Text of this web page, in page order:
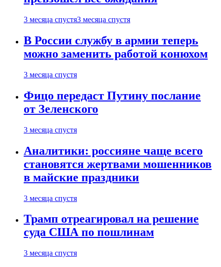
3 месяца спустя3 месяца спустя
В России службу в армии теперь
можно заменить работой конюхом
3 месяца спустя
Фицо передаст Путину послание
от Зеленского
3 месяца спустя
Аналитики: россияне чаще всего
становятся жертвами мошенников
в майские праздники
3 месяца спустя
Трамп отреагировал на решение
суда США по пошлинам
3 месяца спустя